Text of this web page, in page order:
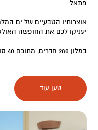
פתאל.
אוצרותיו הטבעיים של ים
יעניקו לכם את החופשה
במלון 280 חדרים, מתוכם 40 סוויטות.
סופיריור עם
דלקס וחדרים מונגשים.
קולינריה:
טען עוד